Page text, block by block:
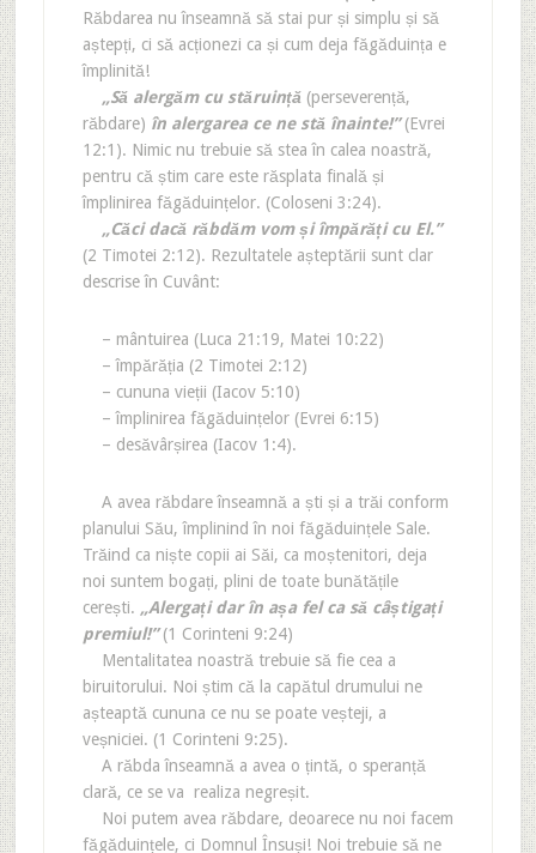
Răbdarea nu înseamnă să stai pur și simplu și să
aștepți, ci să acționezi ca și cum deja făgăduința e
împlinită!
„Să alergăm cu stăruință (perseverență,
răbdare) în alergarea ce ne stă înainte!”(Evrei
12:1). Nimic nu trebuie să stea în calea noastră,
pentru că știm care este răsplata finală și
împlinirea făgăduințelor. (Coloseni 3:24).
„Căci dacă răbdăm vom și împărăți cu El.”
(2 Timotei 2:12). Rezultatele așteptării sunt clar
descrise în Cuvânt:
– mântuirea (Luca 21:19, Matei 10:22)
– împărăția (2 Timotei 2:12)
– cununa vieții (Iacov 5:10)
– împlinirea făgăduințelor (Evrei 6:15)
– desăvârșirea (Iacov 1:4).
A avea răbdare înseamnă a ști și a trăi conform
planului Său, împlinind în noi făgăduințele Sale.
Trăind ca niște copii ai Săi, ca moștenitori, deja
noi suntem bogați, plini de toate bunătățile
cerești. „Alergați dar în așa fel ca să câștigați
premiul!”(1 Corinteni 9:24)
Mentalitatea noastră trebuie să fie cea a
biruitorului. Noi știm că la capătul drumului ne
așteaptă cununa ce nu se poate veșteji, a
veșniciei. (1 Corinteni 9:25).
A răbda înseamnă a avea o țintă, o speranță
clară, ce se va realiza negreșit.
Noi putem avea răbdare, deoarece nu noi facem
făgăduințele, ci Domnul Însuși! Noi trebuie să ne